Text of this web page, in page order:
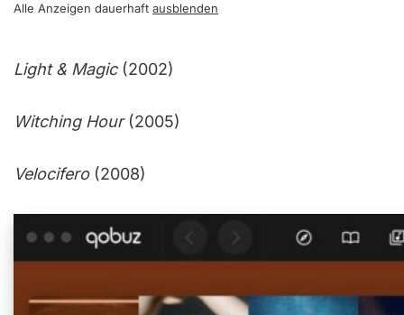
Alle Anzeigen dauerhaft ausblenden
Light & Magic(2002)
Witching Hour(2005)
Velocifero(2008)